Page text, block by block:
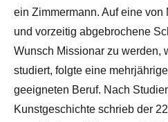
ein Zimmermann. Auf eine von
und vorzeitig abgebrochene
Wunsch Missionar zu werden,
studiert, folgte eine
geeigneten Beruf. Nach
Kunstgeschichte schrieb der